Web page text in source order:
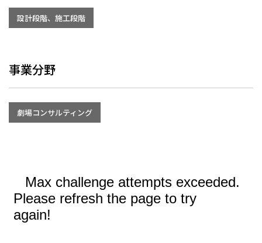
設計段階、施工段階
事業分野
劇場コンサルティング